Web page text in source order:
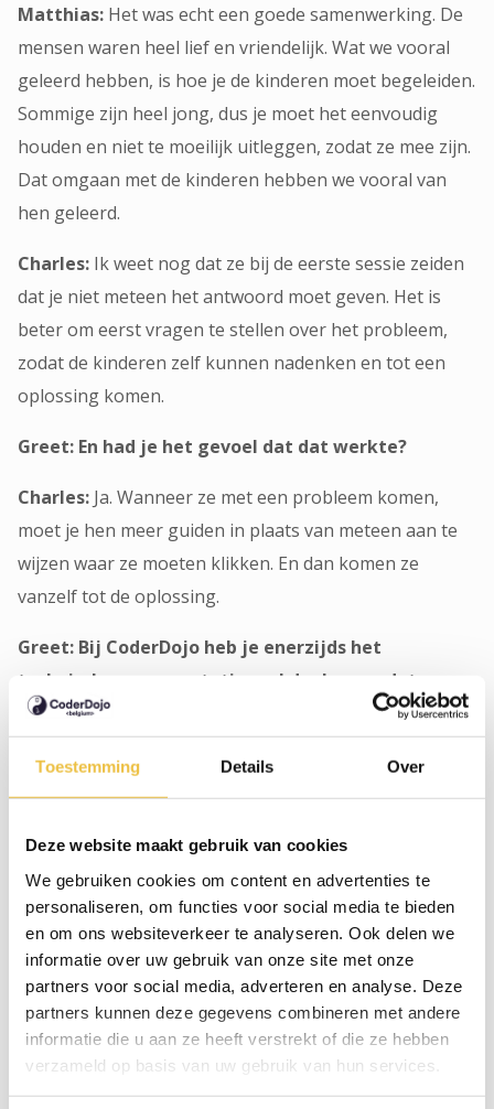
Toestemming Details Over
Deze website maakt gebruik van cookies
We gebruiken cookies om content en advertenties te
personaliseren, om functies voor social media te bieden
en om ons websiteverkeer te analyseren. Ook delen we
informatie over uw gebruik van onze site met onze
partners voor social media, adverteren en analyse. Deze
partners kunnen deze gegevens combineren met andere
informatie die u aan ze heeft verstrekt of die ze hebben
verzameld op basis van uw gebruik van hun services.
Matthias: Het was echt een goede samenwerking. De
mensen waren heel lief en vriendelijk. Wat we vooral
geleerd hebben, is hoe je de kinderen moet begeleiden.
Sommige zijn heel jong, dus je moet het eenvoudig
houden en niet te moeilijk uitleggen, zodat ze mee zijn.
Dat omgaan met de kinderen hebben we vooral van
hen geleerd.
Charles: Ik weet nog dat ze bij de eerste sessie zeiden
dat je niet meteen het antwoord moet geven. Het is
beter om eerst vragen te stellen over het probleem,
zodat de kinderen zelf kunnen nadenken en tot een
oplossing komen.
Greet: En had je het gevoel dat dat werkte?
Charles: Ja. Wanneer ze met een probleem komen,
moet je hen meer guiden in plaats van meteen aan te
wijzen waar ze moeten klikken. En dan komen ze
vanzelf tot de oplossing.
Greet: Bij CoderDojo heb je enerzijds het
technische — computationeel denken en dat
toepassen in de activiteiten — en anderzijds de
inspelen. Vonden jullie dat moeilijk? Had je daar al
Kinderen van vrienden van mijn ouders, die wat jonger
zijn, hielp ik bijvoorbeeld al eens met wiskunde. Dus ik
had al wat ervaring met het helpen van kinderen.
Matthias:Bij mij was het de eerste keer dat ik aan zo'n
project meewerkte. Ik heb geleerd dat elk kind anders